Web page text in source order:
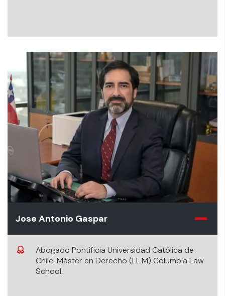
Jose Antonio Gaspar
Abogado Pontificia Universidad Católica de
Chile. Máster en Derecho (LL.M) Columbia Law
School.